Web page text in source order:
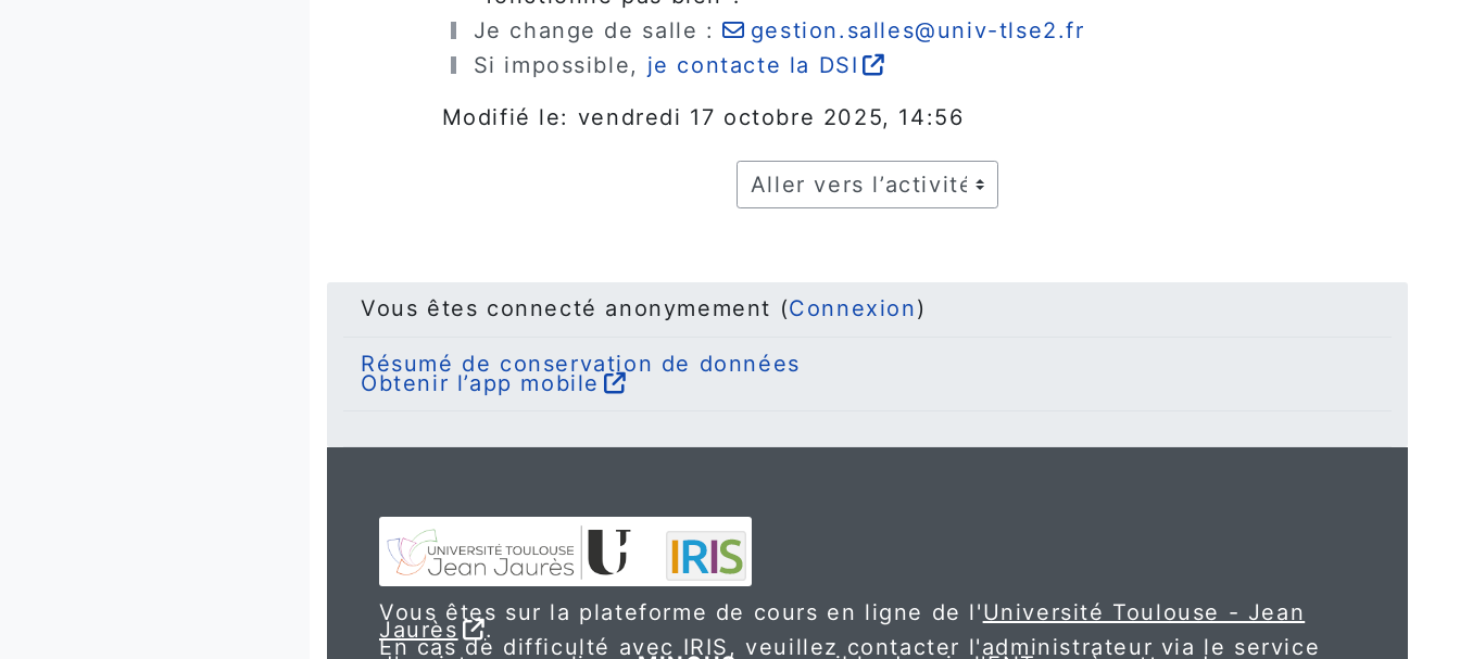
Je change de salle :
gestion.salles@univ-tlse2.fr
Si impossible, je contacte la DSI
Modifié le: vendredi 17 octobre 2025, 14:56
Aller vers l’activité
Vous êtes connecté anonymement (Connexion)
Résumé de conservation de données
Obtenir l’app mobile
Vous êtes sur la plateforme de cours en ligne de l'Université Toulouse - Jean
Jaurès .
En cas de difficulté avec IRIS, veuillez contacter l'administrateur via le service